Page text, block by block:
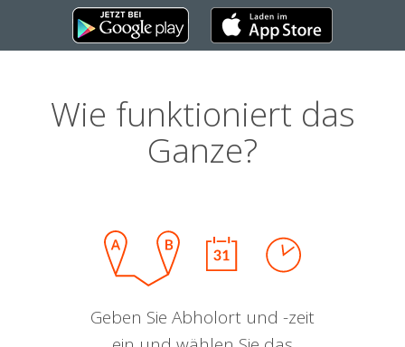
Wie funktioniert das
Ganze?
Geben Sie Abholort und -zeit